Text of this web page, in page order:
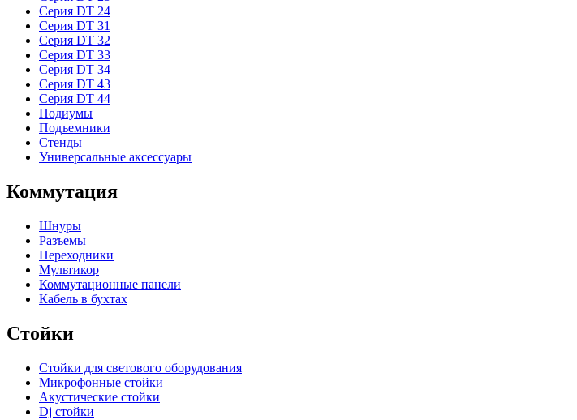
Серия DT 24
Серия DT 31
Серия DT 32
Серия DT 33
Серия DT 34
Серия DT 43
Серия DT 44
Подиумы
Подъемники
Стенды
Универсальные аксессуары
Коммутация
Шнуры
Разъемы
Переходники
Мультикор
Коммутационные панели
Кабель в бухтах
Стойки
Стойки для светового оборудования
Микрофонные стойки
Акустические стойки
Dj стойки